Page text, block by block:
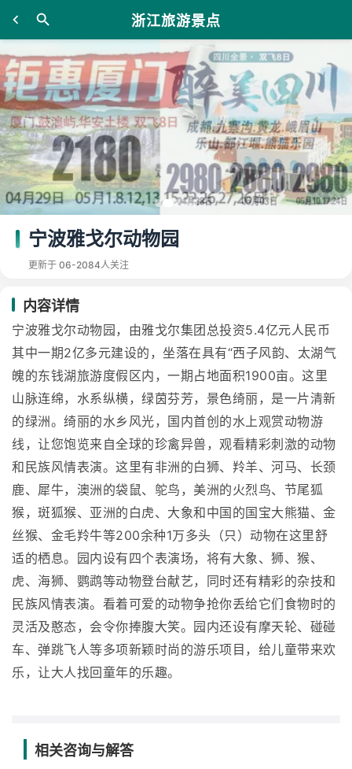
浙江旅游景点
宁波雅戈尔动物园
更新于 06-2084人关注
内容详情
宁波雅戈尔动物园，由雅戈尔集团总投资5.4亿元人民币
其中一期2亿多元建设的，坐落在具有“西子风韵、太湖气
魄的东钱湖旅游度假区内，一期占地面积1900亩。这里
山脉连绵，水系纵横，绿茵芬芳，景色绮丽，是一片清新
的绿洲。绮丽的水乡风光，国内首创的水上观赏动物游
线，让您饱览来自全球的珍禽异兽，观看精彩刺激的动物
和民族风情表演。这里有非洲的白狮、羚羊、河马、长颈
鹿、犀牛，澳洲的袋鼠、鸵鸟，美洲的火烈鸟、节尾狐
猴，斑狐猴、亚洲的白虎、大象和中国的国宝大熊猫、金
丝猴、金毛羚牛等200余种1万多头（只）动物在这里舒
适的栖息。园内设有四个表演场，将有大象、狮、猴、
虎、海狮、鹦鹉等动物登台献艺，同时还有精彩的杂技和
民族风情表演。看着可爱的动物争抢你丢给它们食物时的
灵活及憨态，会令你捧腹大笑。园内还设有摩天轮、碰碰
车、弹跳飞人等多项新颖时尚的游乐项目，给儿童带来欢
乐，让大人找回童年的乐趣。
相关咨询与解答